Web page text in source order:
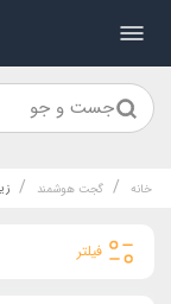
جست و جو
خانه / گجت هوشمند /
فیلتر